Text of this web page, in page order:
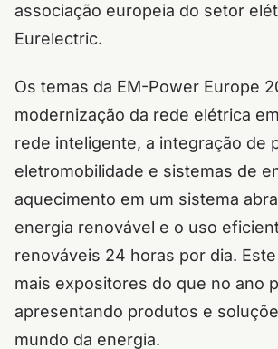
associação europeia do setor
Eurelectric.
Os temas da EM-Power Europe
modernização da rede elétrica
rede inteligente, a integração de
eletromobilidade e sistemas de
aquecimento em um sistema
energia renovável e o uso
renováveis 24 horas por dia.
mais expositores do que no ano
apresentando produtos e
mundo da energia.